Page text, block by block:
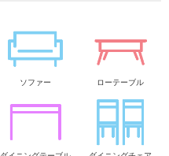
ソファー ローテーブル